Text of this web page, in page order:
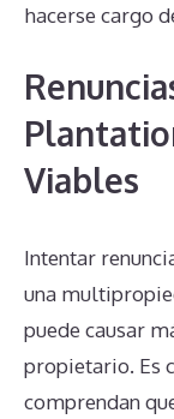
hacerse cargo
Viables
Intentar
una
puede causar
propietario. Es
comprendan